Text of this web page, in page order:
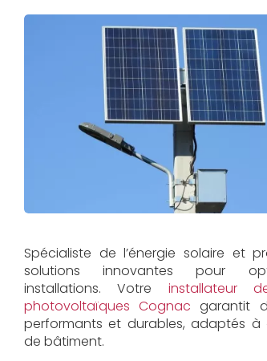
Spécialiste de l’énergie solaire et
solutions innovantes pour
installations. Votre installateur
photovoltaïques Cognac garantit
performants et durables, adaptés
de bâtiment.